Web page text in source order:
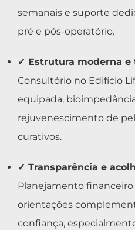
semanais e suporte
pré e pós-operatório.
✓ Estrutura moderna e
Consultório no Edifício
equipada,
rejuvenescimento de
curativos.
✓ Transparência e
Planejamento financeiro
orientações
confiança,